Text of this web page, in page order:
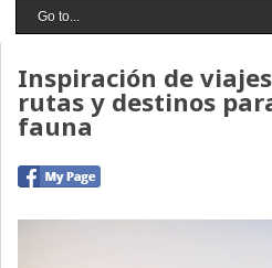
Inspiración de
rutas y destinos
fauna